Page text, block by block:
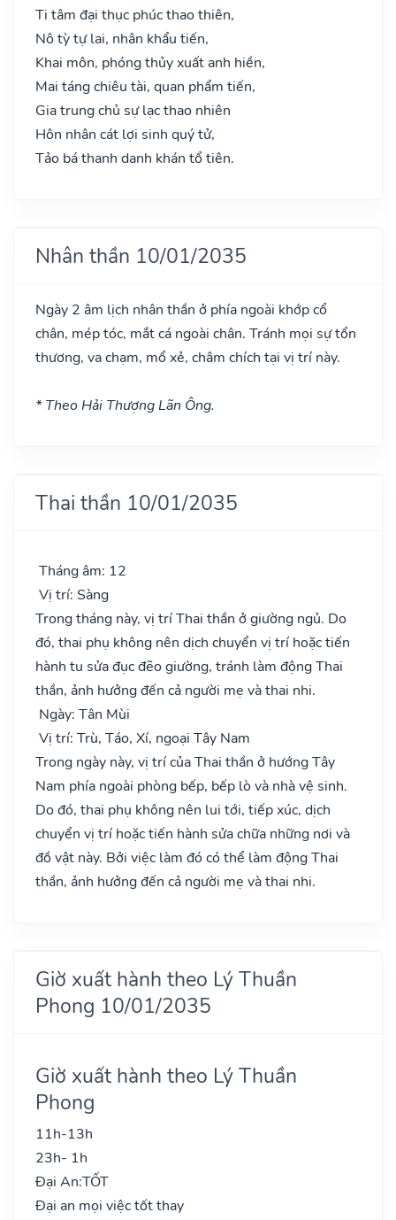
Ti tâm đại thục phúc thao thiên,
Nô tỳ tự lai, nhân khẩu tiến,
Khai môn, phóng thủy xuất anh hiền,
Mai táng chiêu tài, quan phẩm tiến,
Gia trung chủ sự lạc thao nhiên
Hôn nhân cát lợi sinh quý tử,
Tảo bá thanh danh khán tổ tiên.
Nhân thần 10/01/2035
Ngày 2 âm lịch nhân thần ở phía ngoài khớp cổ
chân, mép tóc, mắt cá ngoài chân. Tránh mọi sự tổn
thương, va chạm, mổ xẻ, châm chích tại vị trí này.
* Theo Hải Thượng Lãn Ông.
Thai thần 10/01/2035
Tháng âm: 12
Vị trí: Sàng
Trong tháng này, vị trí Thai thần ở giường ngủ. Do
đó, thai phụ không nên dịch chuyển vị trí hoặc tiến
hành tu sửa đục đẽo giường, tránh làm động Thai
thần, ảnh hưởng đến cả người mẹ và thai nhi.
Ngày: Tân Mùi
Vị trí: Trù, Táo, Xí, ngoại Tây Nam
Trong ngày này, vị trí của Thai thần ở hướng Tây
Nam phía ngoài phòng bếp, bếp lò và nhà vệ sinh.
Do đó, thai phụ không nên lui tới, tiếp xúc, dịch
chuyển vị trí hoặc tiến hành sửa chữa những nơi và
đồ vật này. Bởi việc làm đó có thể làm động Thai
thần, ảnh hưởng đến cả người mẹ và thai nhi.
Giờ xuất hành theo Lý Thuần
Phong 10/01/2035
Giờ xuất hành theo Lý Thuần
Phong
11h-13h
23h- 1h
Đại An:TỐT
Đại an mọi việc tốt thay